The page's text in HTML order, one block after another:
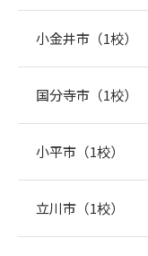
小金井市（1校）
国分寺市（1校）
小平市（1校）
立川市（1校）